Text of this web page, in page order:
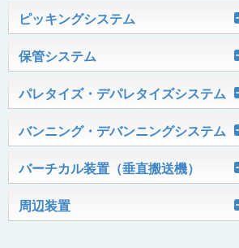
ファインコンベヤ
マグネット駆動コンベヤ
ジャブコン®
プラスチックベルトコンベヤ
オークラ キャリーライン®
ユニコンV
ユニコンJr
クールコンベヤ®Ⅱ
チェーン駆動ローラコンベヤ
チェーン駆動ローラ単体
パレットコンベヤ
グラビティコンベヤ
ローラコンベヤ
ホイールコンベヤ
フリーカーブコンベヤ
モータローラ＆コンベヤ
モータローラ単体
モータローラコンベヤ
マテハン機器
オークラホッパー
ポータブルクレーン
OKベルコン（スタンダードタイプ）
生産終了品
AGVシステム
OKURUN® /TW300
ユニソーター
ハイスピードソーター
ディスクソーター
アングルソーター
クロスベルトソーター（汎用タイプ）
ピッキングシステム
PTIシステム
ピカトルシリーズ
HASS（ハズ）シリーズ
ピックティーチャシステム
バラピッキングロボットシステム
保管システム
Quick Shuttle®
パレタイズ・デパレタイズシステム
ロボットパレタイザ
ロボットパレタイザAi1800Ⅱ-C
ロボットパレタイザAi1800Ⅱ
ビジョンパレタイズシステム
ビジョンデパレタイズシステム
バンニング・デバンニングシステム
トラックローダ「TL-2P」
伸縮ベルトコンベヤ
バーチカル装置（垂直搬送機）
ミニパーフェ® / VCS-Z
周辺装置